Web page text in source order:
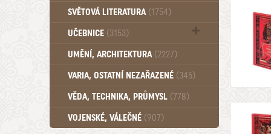
SVĚTOVÁ LITERATURA (1754)
UČEBNICE (3153)
Učebnice - Jazykové (1297)
Učebnice - VŠ (259)
Učebnice - ZŠ (556)
Učebnice - Ostatní (499)
UMĚNÍ, ARCHITEKTURA (2227)
VARIA, OSTATNÍ NEZAŘAZENÉ (345)
VĚDA, TECHNIKA, PRŮMYSL (778)
VOJENSKÉ, VÁLEČNÉ (907)